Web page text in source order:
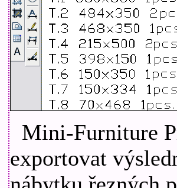
Mini-Furniture
exportovat